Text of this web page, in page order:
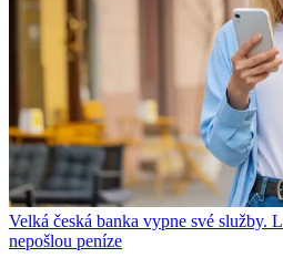
Velká česká banka vypne své služby.
nepošlou peníze